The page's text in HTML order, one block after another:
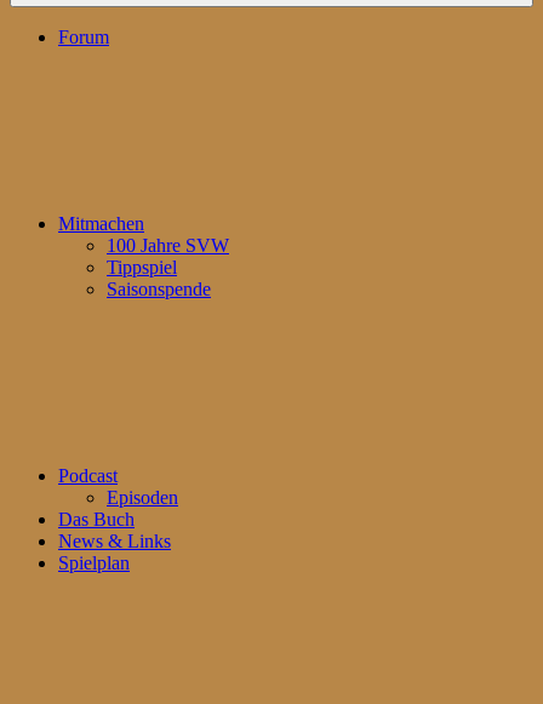
Forum
Mitmachen
100 Jahre SVW
Tippspiel
Saisonspende
Podcast
Episoden
Das Buch
News & Links
Spielplan